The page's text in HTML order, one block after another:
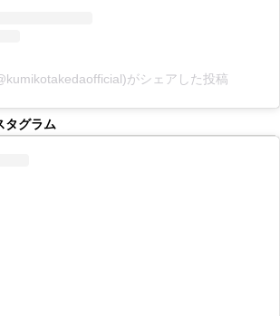
がシェアした投稿
タグラム